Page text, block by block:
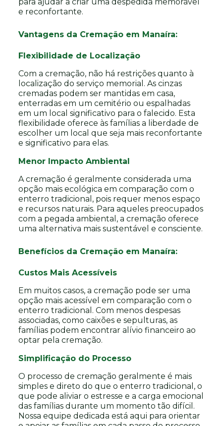
e reconfortante.
Vantagens da Cremação em Manaíra:
Flexibilidade de Localização
Com a cremação, não há restrições quanto à
localização do serviço memorial. As cinzas
cremadas podem ser mantidas em casa,
enterradas em um cemitério ou espalhadas
em um local significativo para o falecido. Esta
flexibilidade oferece às famílias a liberdade de
escolher um local que seja mais reconfortante
e significativo para elas.
Menor Impacto Ambiental
A cremação é geralmente considerada uma
opção mais ecológica em comparação com o
enterro tradicional, pois requer menos espaço
e recursos naturais. Para aqueles preocupados
com a pegada ambiental, a cremação oferece
uma alternativa mais sustentável e consciente.
Benefícios da Cremação em Manaíra:
Custos Mais Acessíveis
Em muitos casos, a cremação pode ser uma
opção mais acessível em comparação com o
enterro tradicional. Com menos despesas
associadas, como caixões e sepulturas, as
famílias podem encontrar alívio financeiro ao
optar pela cremação.
Simplificação do Processo
O processo de cremação geralmente é mais
simples e direto do que o enterro tradicional, o
que pode aliviar o estresse e a carga emocional
das famílias durante um momento tão difícil.
Nossa equipe dedicada está aqui para orientar